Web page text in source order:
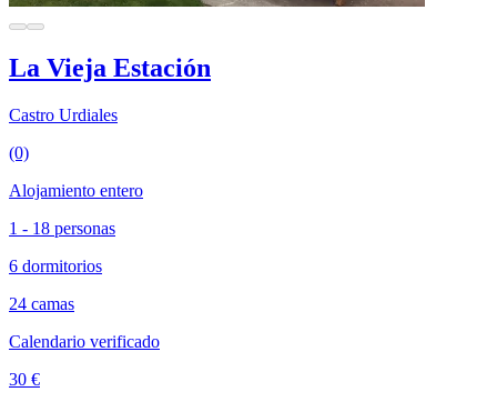
La Vieja Estación
Castro Urdiales
(0)
Alojamiento entero
1 - 18 personas
6 dormitorios
24 camas
Calendario verificado
30 €